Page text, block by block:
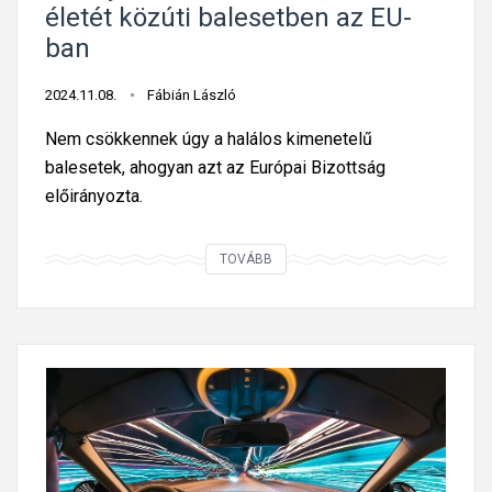
e
r
é
a
l
y
e
t
életét közúti balesetben az EU-
ban
2024.11.08. Fábián László
Nem csökkennek úgy a halálos kimenetelű
balesetek, ahogyan azt az Európai Bizottság
előirányozta.
TOVÁBB
a
l
y
2
0
4